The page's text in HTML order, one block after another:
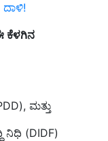
ಕೆಳಗಿನ
ಮತ್ತು
ನಿಧಿ (DIDF)